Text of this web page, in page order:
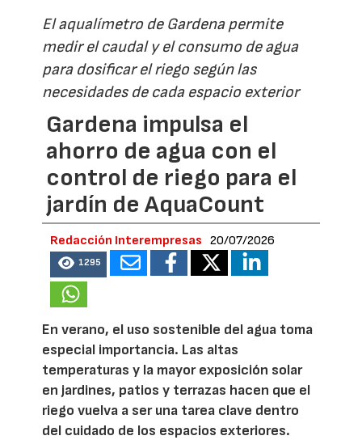
El aqualímetro de Gardena permite
medir el caudal y el consumo de agua
para dosificar el riego según las
necesidades de cada espacio exterior
Gardena impulsa el
ahorro de agua con el
control de riego para el
jardín de AquaCount
Redacción Interempresas 20/07/2026
1295
En verano, el uso sostenible del agua toma
especial importancia. Las altas
temperaturas y la mayor exposición solar
en jardines, patios y terrazas hacen que el
riego vuelva a ser una tarea clave dentro
del cuidado de los espacios exteriores.